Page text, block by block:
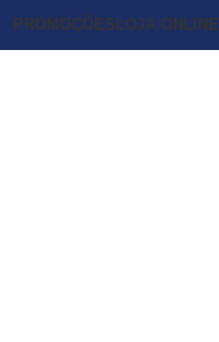
PROMOÇÕES LOJA ONLINE